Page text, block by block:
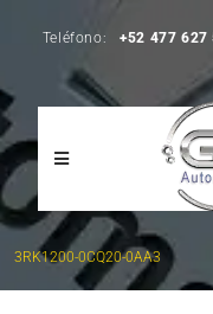
Teléfono: +52 477 627
3RK1200-0CQ20-0AA3